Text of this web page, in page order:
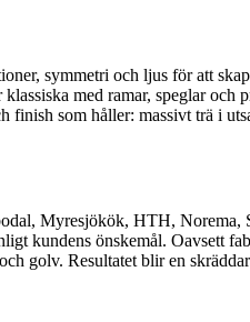
symmetri och ljus för att
med ramar, speglar
som håller: massivt trä i
Myresjökök, HTH,
kundens önskemål. Oavsett
golv. Resultatet blir en